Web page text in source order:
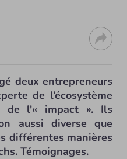
deux entrepreneurs
de l’écosystème
de l'« impact ». Ils
aussi diverse que
différentes manières
Témoignages.